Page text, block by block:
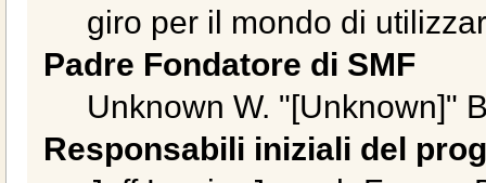
giro per il mondo di
Padre Fondatore di SMF
Unknown W. "[Unknown]"
Responsabili iniziali del